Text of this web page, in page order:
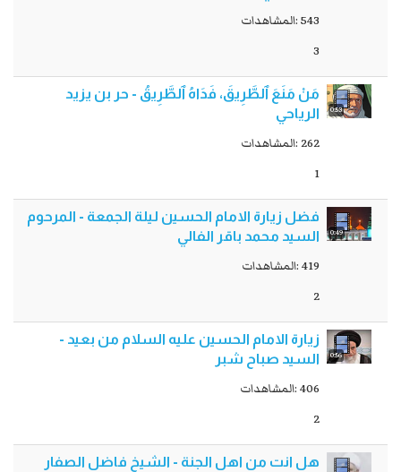
543 :المشاهدات
3
0:53
مَنْ مَنَعَ ٱلطَّرِيقَ، فَدَاهُ ٱلطَّرِيقُ - حر بن يزيد
الرياحي
262 :المشاهدات
1
0:49
فضل زيارة الامام الحسين ليلة الجمعة - المرحوم
السيد محمد باقر الفالي
419 :المشاهدات
2
0:56
زيارة الامام الحسين عليه السلام من بعيد -
السيد صباح شبر
406 :المشاهدات
2
هل انت من اهل الجنة - الشيخ فاضل الصفار